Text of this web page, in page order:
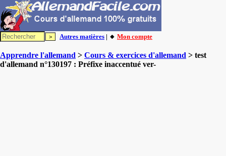
Autres matières | 🔸 Mon compte
Apprendre l'allemand > Cours & exercices d'allemand > test
d'allemand n°130197 : Préfixe inaccentué ver-